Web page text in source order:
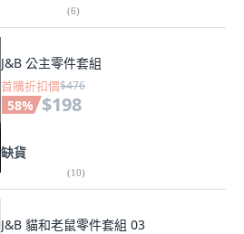
(6)
J&B 公主零件套組
首購折扣價$476
58% $198
缺貨
(10)
J&B 貓和老鼠零件套組 03